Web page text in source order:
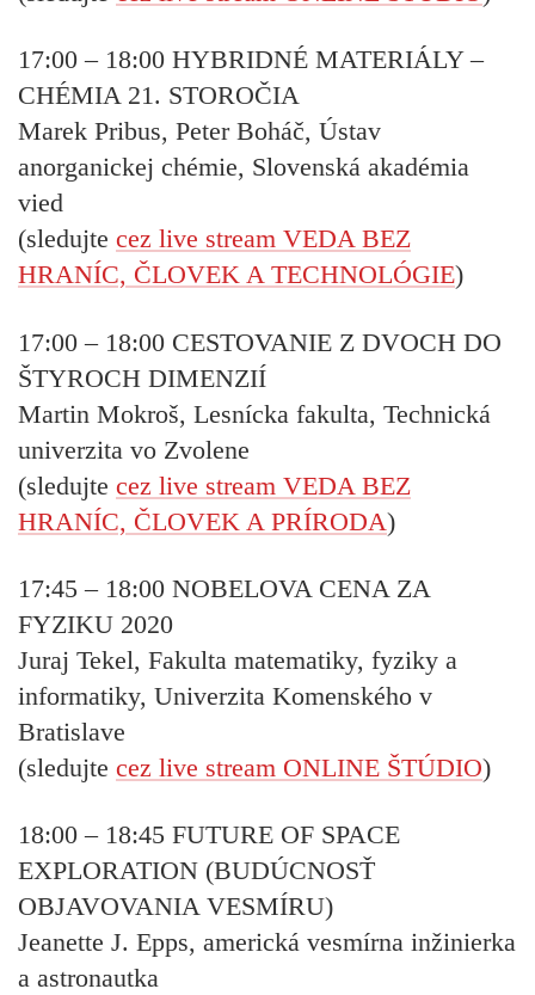
17:00 – 18:00 HYBRIDNÉ MATERIÁLY –
CHÉMIA 21. STOROČIA
Marek Pribus, Peter Boháč, Ústav
anorganickej chémie, Slovenská akadémia
vied
(sledujte cez live stream VEDA BEZ
HRANÍC, ČLOVEK A TECHNOLÓGIE)
17:00 – 18:00 CESTOVANIE Z DVOCH DO
ŠTYROCH DIMENZIÍ
Martin Mokroš, Lesnícka fakulta, Technická
univerzita vo Zvolene
(sledujte cez live stream VEDA BEZ
HRANÍC, ČLOVEK A PRÍRODA)
17:45 – 18:00 NOBELOVA CENA ZA
FYZIKU 2020
Juraj Tekel, Fakulta matematiky, fyziky a
informatiky, Univerzita Komenského v
Bratislave
(sledujte cez live stream ONLINE ŠTÚDIO)
18:00 – 18:45 FUTURE OF SPACE
EXPLORATION (BUDÚCNOSŤ
OBJAVOVANIA VESMÍRU)
Jeanette J. Epps, americká vesmírna inžinierka
a astronautka